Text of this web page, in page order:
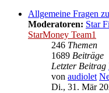
Allgemeine Fragen
Moderatoren: Star
StarMoney Team1
246 Themen
1689 Beiträge
Letzter Beitrag
von audiolet
Di., 31. Mär